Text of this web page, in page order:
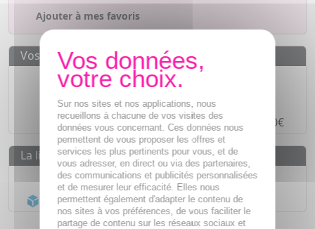
Ajouter à mes favoris
Vos avantages
Des prixIMBATTABLES
Paiement en ligneSÉCURISÉ
Paiement en4 fois sans fraisà partir de 30€
La livraison
Livraison gratuite dès55€
Acheminement Chronoposten 24h*
Sur nos sites et nos applications, nous
recueillons à chacune de vos visites des
données vous concernant. Ces données nous
permettent de vous proposer les offres et
services les plus pertinents pour vous, et de
vous adresser, en direct ou via des partenaires,
des communications et publicités personnalisées
et de mesurer leur efficacité. Elles nous
permettent également d'adapter le contenu de
nos sites à vos préférences, de vous faciliter le
partage de contenu sur les réseaux sociaux et